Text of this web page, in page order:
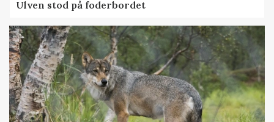
Ulven stod på foderbordet